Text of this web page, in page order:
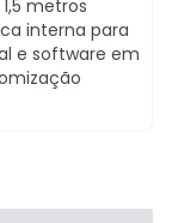
metros
interna para
e software em